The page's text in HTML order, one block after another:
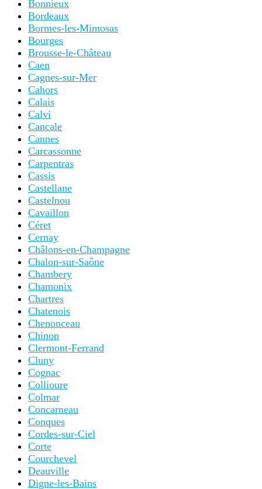
Bonnieux
Bordeaux
Bormes-les-Mimosas
Bourges
Brousse-le-Château
Caen
Cagnes-sur-Mer
Cahors
Calais
Calvi
Cancale
Cannes
Carcassonne
Carpentras
Cassis
Castellane
Castelnou
Cavaillon
Céret
Cernay
Châlons-en-Champagne
Chalon-sur-Saône
Chambery
Chamonix
Chartres
Chatenois
Chenonceau
Chinon
Clermont-Ferrand
Cluny
Cognac
Collioure
Colmar
Concarneau
Conques
Cordes-sur-Ciel
Corte
Courchevel
Deauville
Digne-les-Bains